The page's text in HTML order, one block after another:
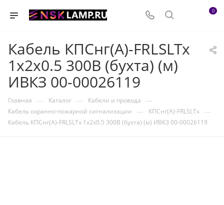
0
Кабель КПСнг(А)-FRLSLTx
1х2х0.5 300В (бухта) (м)
ИВКЗ 00-00026119
Главная — Каталог — Кабели и провода —
Кабель охранно-пожарной сигнализации — КПСнг(А)-FRLSLTx —
Кабель КПСнг(А)-FRLSLTx 1х2х0.5 300В (бухта) (м) ИВКЗ 00-00026119